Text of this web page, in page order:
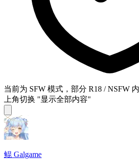
当前为 SFW 模式，部分 R18 / NSFW
上角切换 "显示全部内容"
鲲 Galgame